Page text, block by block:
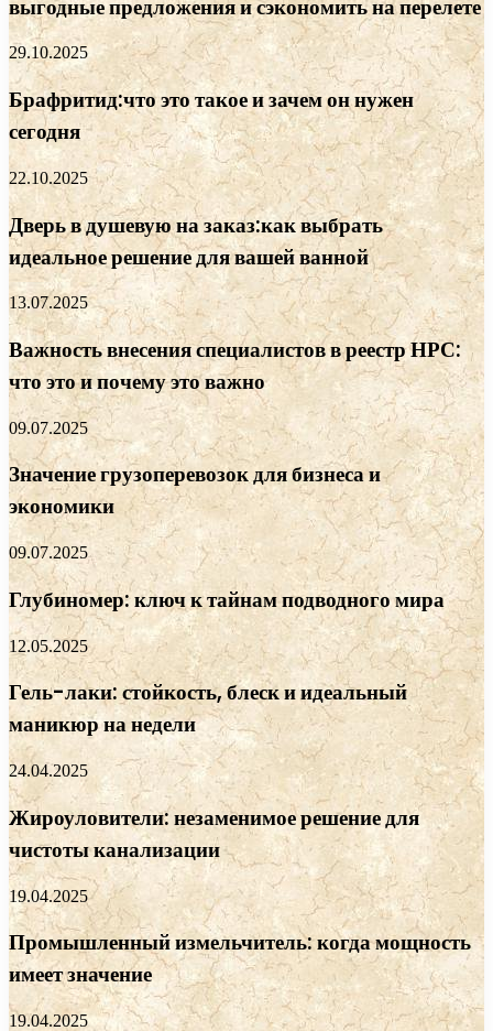
выгодные предложения и сэкономить на перелете
29.10.2025
Брафритид:что это такое и зачем он нужен
сегодня
22.10.2025
Дверь в душевую на заказ:как выбрать
идеальное решение для вашей ванной
13.07.2025
Важность внесения специалистов в реестр НРС:
что это и почему это важно
09.07.2025
Значение грузоперевозок для бизнеса и
экономики
09.07.2025
Глубиномер: ключ к тайнам подводного мира
12.05.2025
Гель-лаки: стойкость, блеск и идеальный
маникюр на недели
24.04.2025
Жироуловители: незаменимое решение для
чистоты канализации
19.04.2025
Промышленный измельчитель: когда мощность
имеет значение
19.04.2025